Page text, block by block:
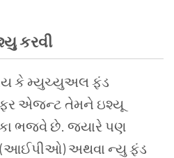
કરવી
કે મ્યુચ્યુઅલ ફંડ
એજન્ટ તેમને ઇશ્યૂ
ભજવે છે. જ્યારે પણ
(આઈપીઓ) અથવા ન્યુ ફંડ